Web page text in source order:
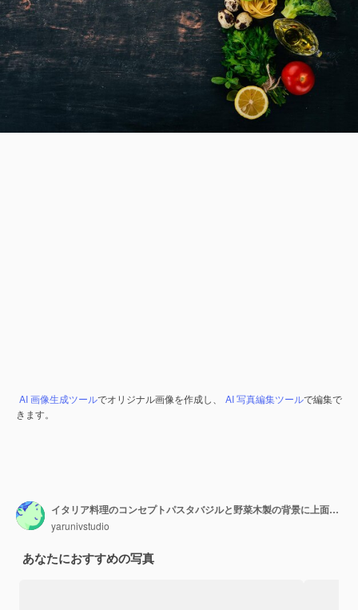
AI 画像生成ツールでオリジナル画像を作成し、 AI 写真編集ツールで編集で
きます。
イタリア料理のコンセプトパスタバジルと野菜木製の背景に上面図コピースペース
yarunivstudio
あなたにおすすめの写真